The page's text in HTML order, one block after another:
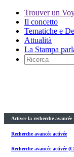
Trouver un
Il concetto
Tematiche e
Attualità
La Stampa
Activer la recherche avancée
Recherche avancée activée
Recherche avancée activée